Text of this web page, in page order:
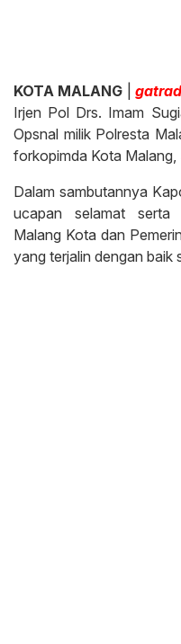
KOTA MALANG
Irjen Pol Drs. Imam
Opsnal milik Polresta
forkopimda Kota
Dalam sambutannya
ucapan selamat serta
Malang Kota dan
yang terjalin dengan baik